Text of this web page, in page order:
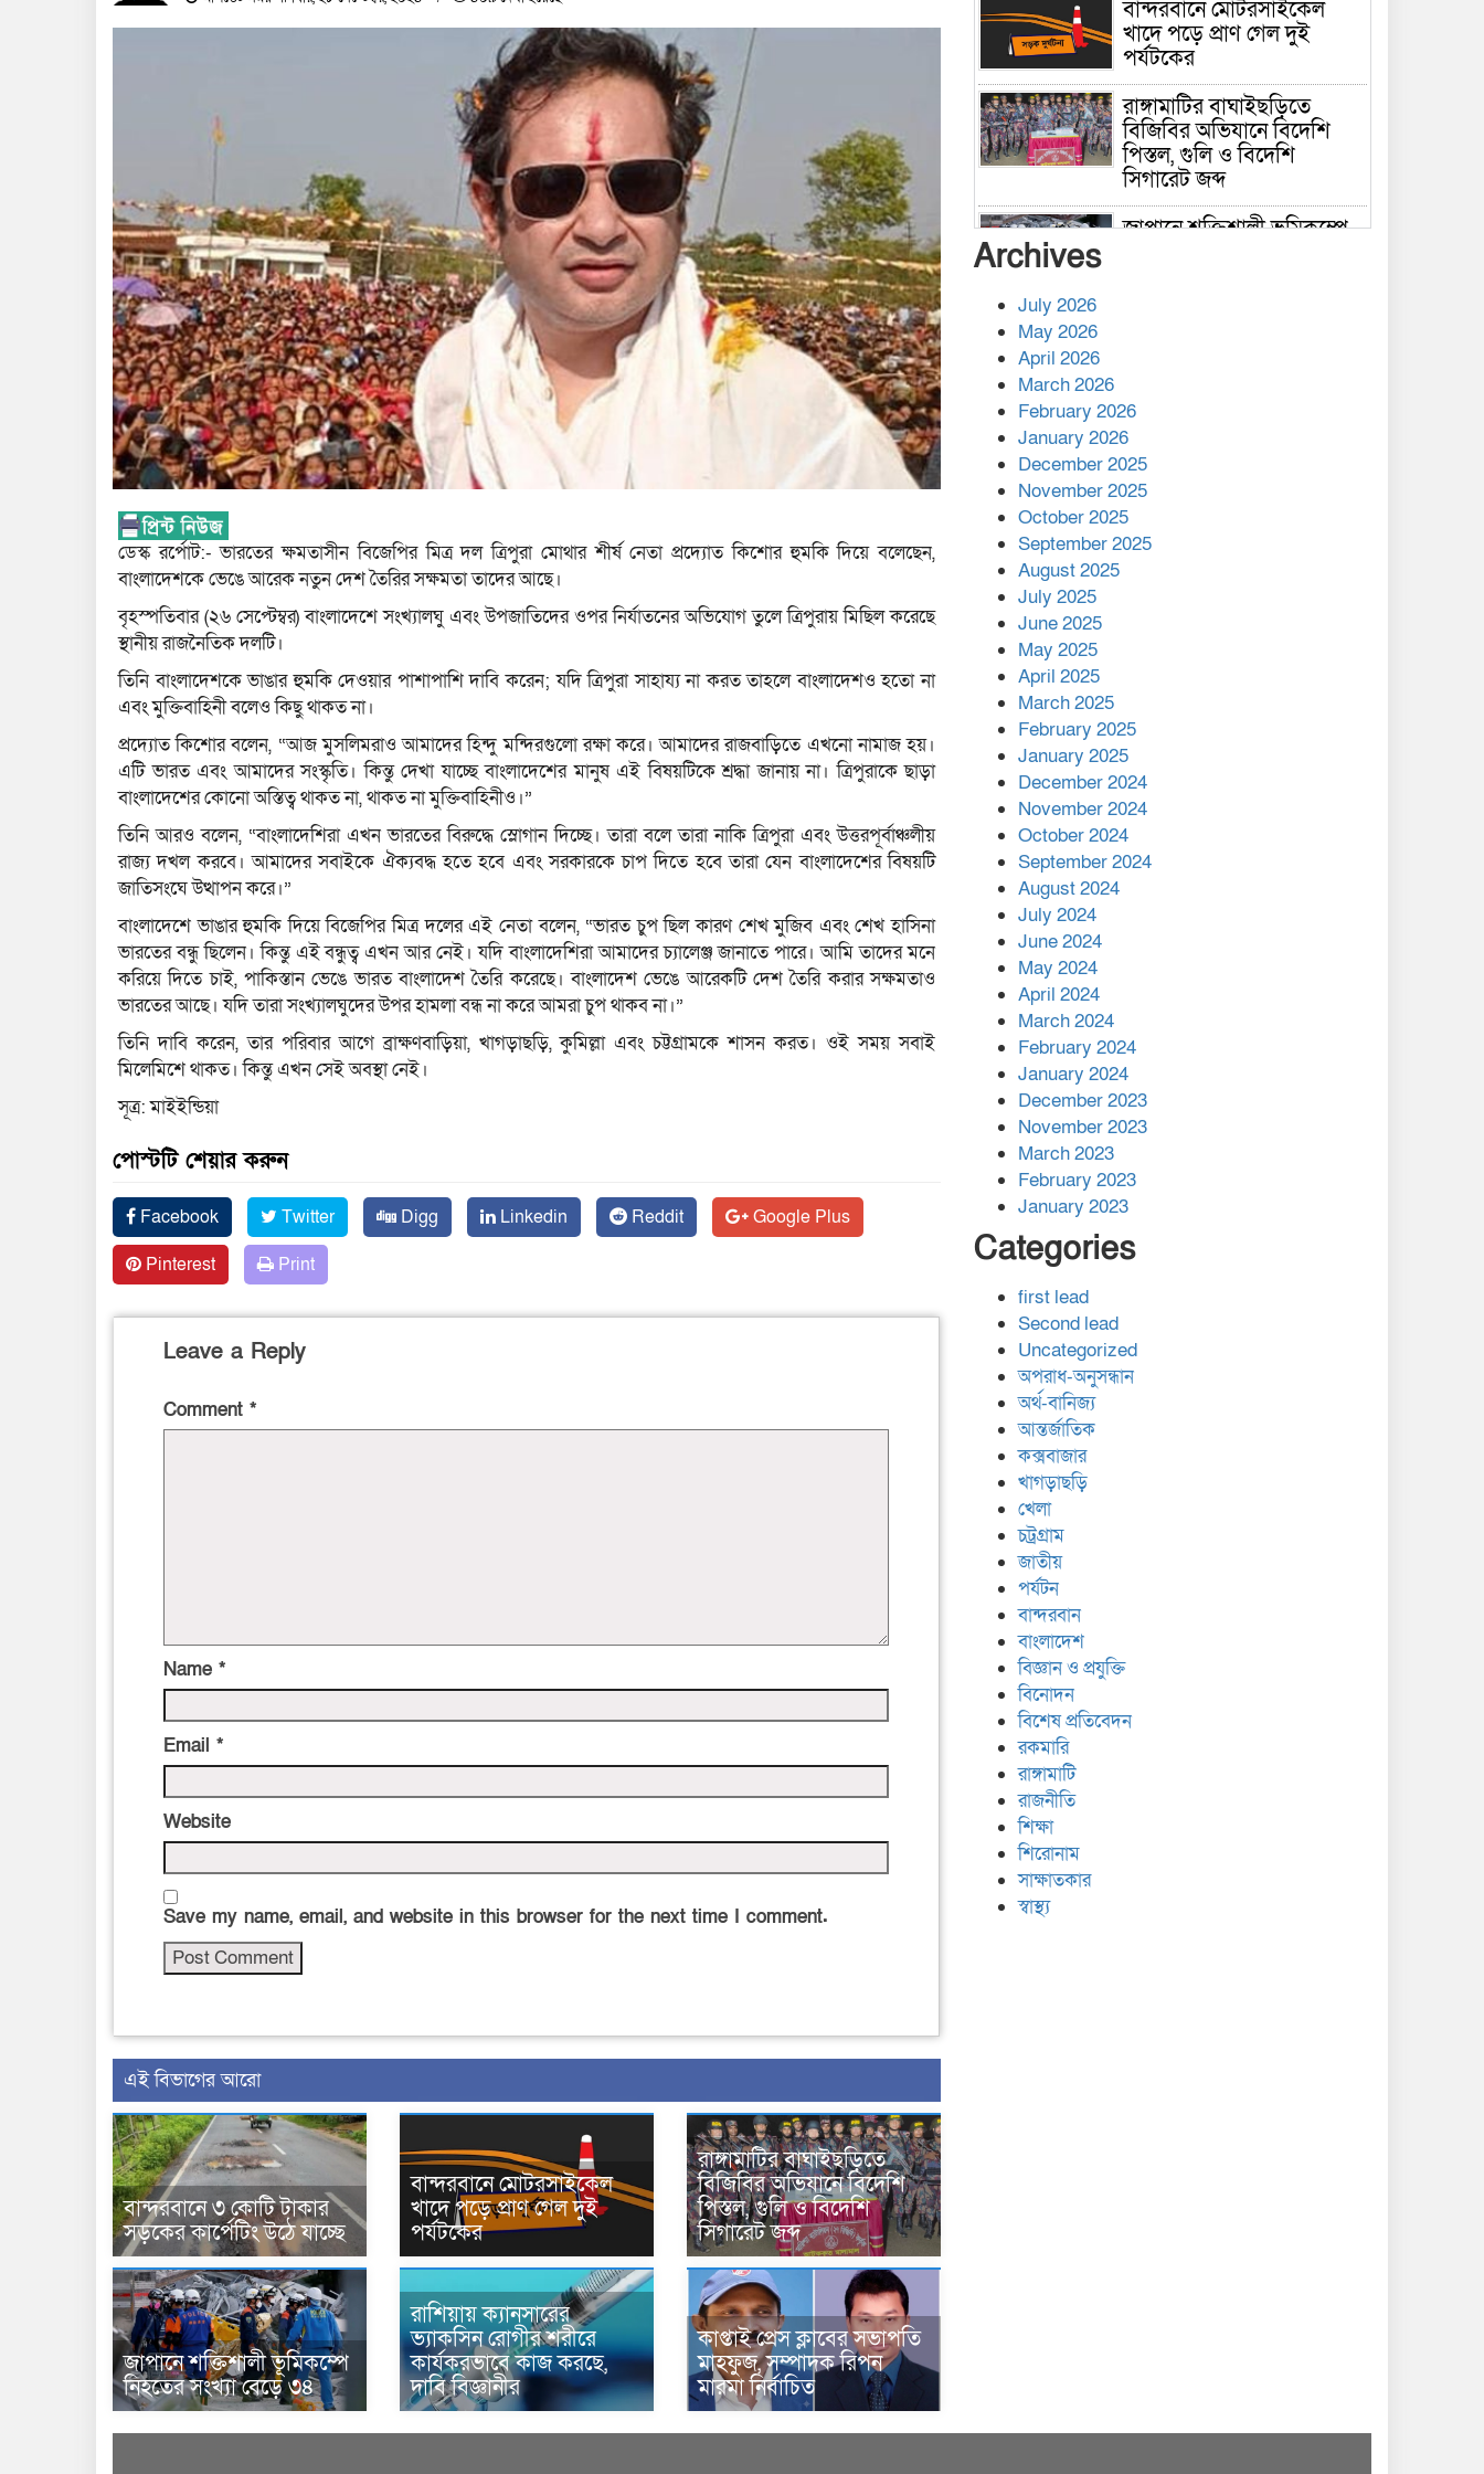
ডেস্ক রর্পোট:- ভারতের ক্ষমতাসীন বিজেপির মিত্র দল ত্রিপুরা মোথার শীর্ষ নেতা প্রদ্যোত কিশোর হুমকি দিয়ে বলেছেন,
বাংলাদেশকে ভেঙে আরেক নতুন দেশ তৈরির সক্ষমতা তাদের আছে।
বৃহস্পতিবার (২৬ সেপ্টেম্বর) বাংলাদেশে সংখ্যালঘু এবং উপজাতিদের ওপর নির্যাতনের অভিযোগ তুলে ত্রিপুরায় মিছিল করেছে
স্থানীয় রাজনৈতিক দলটি।
তিনি বাংলাদেশকে ভাঙার হুমকি দেওয়ার পাশাপাশি দাবি করেন; যদি ত্রিপুরা সাহায্য না করত তাহলে বাংলাদেশও হতো না
এবং মুক্তিবাহিনী বলেও কিছু থাকত না।
প্রদ্যোত কিশোর বলেন, “আজ মুসলিমরাও আমাদের হিন্দু মন্দিরগুলো রক্ষা করে। আমাদের রাজবাড়িতে এখনো নামাজ হয়।
এটি ভারত এবং আমাদের সংস্কৃতি। কিন্তু দেখা যাচ্ছে বাংলাদেশের মানুষ এই বিষয়টিকে শ্রদ্ধা জানায় না। ত্রিপুরাকে ছাড়া
বাংলাদেশের কোনো অস্তিত্ব থাকত না, থাকত না মুক্তিবাহিনীও।”
তিনি আরও বলেন, “বাংলাদেশিরা এখন ভারতের বিরুদ্ধে স্লোগান দিচ্ছে। তারা বলে তারা নাকি ত্রিপুরা এবং উত্তরপূর্বাঞ্চলীয়
রাজ্য দখল করবে। আমাদের সবাইকে ঐক্যবদ্ধ হতে হবে এবং সরকারকে চাপ দিতে হবে তারা যেন বাংলাদেশের বিষয়টি
জাতিসংঘে উত্থাপন করে।”
বাংলাদেশে ভাঙার হুমকি দিয়ে বিজেপির মিত্র দলের এই নেতা বলেন, “ভারত চুপ ছিল কারণ শেখ মুজিব এবং শেখ হাসিনা
ভারতের বন্ধু ছিলেন। কিন্তু এই বন্ধুত্ব এখন আর নেই। যদি বাংলাদেশিরা আমাদের চ্যালেঞ্জ জানাতে পারে। আমি তাদের মনে
করিয়ে দিতে চাই, পাকিস্তান ভেঙে ভারত বাংলাদেশ তৈরি করেছে। বাংলাদেশ ভেঙে আরেকটি দেশ তৈরি করার সক্ষমতাও
ভারতের আছে। যদি তারা সংখ্যালঘুদের উপর হামলা বন্ধ না করে আমরা চুপ থাকব না।”
তিনি দাবি করেন, তার পরিবার আগে ব্রাক্ষণবাড়িয়া, খাগড়াছড়ি, কুমিল্লা এবং চট্টগ্রামকে শাসন করত। ওই সময় সবাই
মিলেমিশে থাকত। কিন্তু এখন সেই অবস্থা নেই।
সূত্র: মাইইন্ডিয়া
পোস্টটি শেয়ার করুন
Facebook Twitter Digg Linkedin Reddit
Google Plus
Pinterest
Print
Leave a Reply
Comment *
Name *
Email *
Website
Save my name, email, and website in this browser for the next time I comment.
এই বিভাগের আরো
বান্দরবানে ৩ কোটি টাকার
সড়কের কার্পেটিং উঠে যাচ্ছে
বান্দরবানে মোটরসাইকেল
খাদে পড়ে প্রাণ গেল দুই
পর্যটকের
রাঙ্গামাটির বাঘাইছড়িতে
বিজিবির অভিযানে বিদেশি
পিস্তল, গুলি ও বিদেশি
সিগারেট জব্দ
জাপানে শক্তিশালী ভূমিকম্পে
নিহতের সংখ্যা বেড়ে ৩৪
রাশিয়ায় ক্যানসারের
ভ্যাকসিন রোগীর শরীরে
কার্যকরভাবে কাজ করছে,
দাবি বিজ্ঞানীর
কাপ্তাই প্রেস ক্লাবের সভাপতি
মাহফুজ, সম্পাদক রিপন
মারমা নির্বাচিত
বান্দরবানে মোটরসাইকেল
খাদে পড়ে প্রাণ গেল দুই
পর্যটকের
রাঙ্গামাটির বাঘাইছড়িতে
বিজিবির অভিযানে বিদেশি
পিস্তল, গুলি ও বিদেশি
সিগারেট জব্দ
জাপানে শক্তিশালী ভূমিকম্পে
কাপ্তাই প্রেস ক্লাবের সভাপতি
মাহফুজ, সম্পাদক রিপন মারমা
নির্বাচিত
মালয়েশিয়ার প্রধানমন্ত্রীকে চিঠি
দেয়ার পর ফোন তারেক
রহমানের,গ্যাস সঙ্কট
মোকাবিলায় সহায়তার আশ্বাস
এক বিলিয়ন ডলার বিনিয়োগ
হবে আনোয়ারায়
বান্দরবানে বন্যায় ক্ষতিগ্রস্তদের
মাঝে সহায়তা দিলেন সাচিং প্রু
জেরী
Archives
July 2026
May 2026
April 2026
March 2026
February 2026
January 2026
December 2025
November 2025
October 2025
September 2025
August 2025
July 2025
June 2025
May 2025
April 2025
March 2025
February 2025
January 2025
December 2024
November 2024
October 2024
September 2024
August 2024
July 2024
June 2024
May 2024
April 2024
March 2024
February 2024
January 2024
December 2023
November 2023
March 2023
February 2023
January 2023
Categories
first lead
Second lead
Uncategorized
অপরাধ-অনুসন্ধান
অর্থ-বানিজ্য
আন্তর্জাতিক
কক্সবাজার
খাগড়াছড়ি
খেলা
চট্রগ্রাম
জাতীয়
পর্যটন
বান্দরবান
বাংলাদেশ
বিজ্ঞান ও প্রযুক্তি
বিনোদন
বিশেষ প্রতিবেদন
রকমারি
রাঙ্গামাটি
রাজনীতি
শিক্ষা
শিরোনাম
সাক্ষাতকার
স্বাস্থ্য